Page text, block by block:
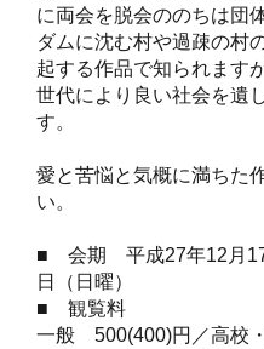
に両会を脱会ののちは団
ダムに沈む村や過疎の村
起する作品で知られます
世代により良い社会を遺
す。
愛と苦悩と気概に満ちた
い。
■ 会期 平成27年12月17
日（日曜）
■ 観覧料
一般 500(400)円／高校